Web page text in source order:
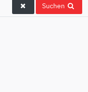
Suchen